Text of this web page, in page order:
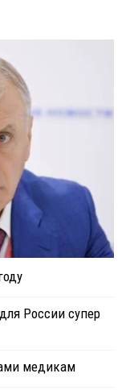
России супер
медикам